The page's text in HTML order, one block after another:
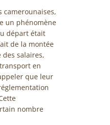
un phénomène
départ était
de la montée
salaires,
en
que leur
nombre